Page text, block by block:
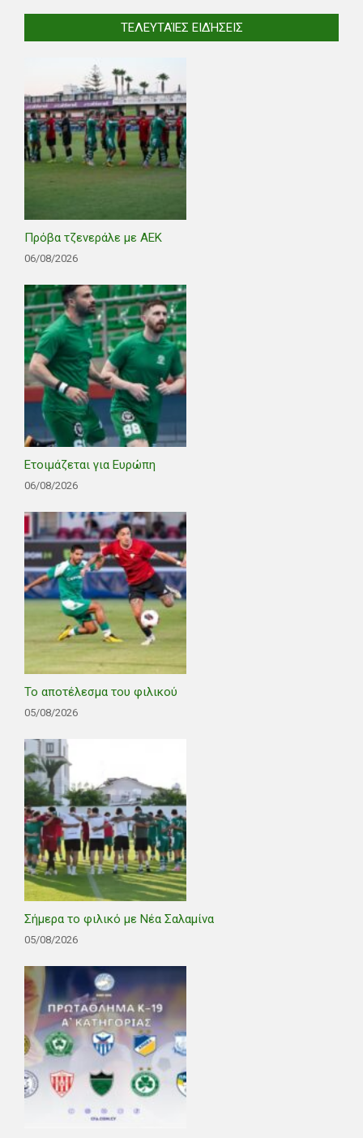
ΤΕΛΕΥΤΑΊΕΣ ΕΙΔΉΣΕΙΣ
Πρόβα τζενεράλε με ΑΕΚ
06/08/2026
Ετοιμάζεται για Ευρώπη
06/08/2026
Το αποτέλεσμα του φιλικού
05/08/2026
Σήμερα το φιλικό με Νέα Σαλαμίνα
05/08/2026